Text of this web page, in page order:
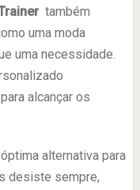
também
uma moda
uma necessidade.
alcançar os
alternativa para
desiste sempre,